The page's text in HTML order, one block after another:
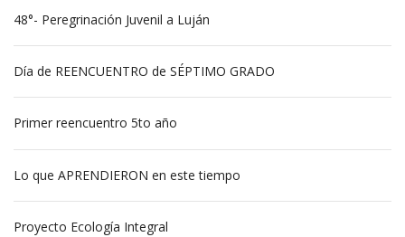
48°- Peregrinación Juvenil a Luján
Día de REENCUENTRO de SÉPTIMO GRADO
Primer reencuentro 5to año
Lo que APRENDIERON en este tiempo
Proyecto Ecología Integral